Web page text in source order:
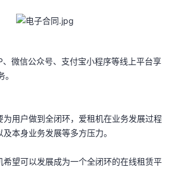
、微信公众号、支付宝小程序等线上平台享
为用户做到全闭环，爱租机在业务发展过程
本身业务发展等多方压力。
希望可以发展成为一个全闭环的在线租赁平